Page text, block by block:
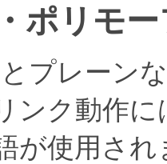
ポリモ
とプレーンな
ンク動作に
が使用され